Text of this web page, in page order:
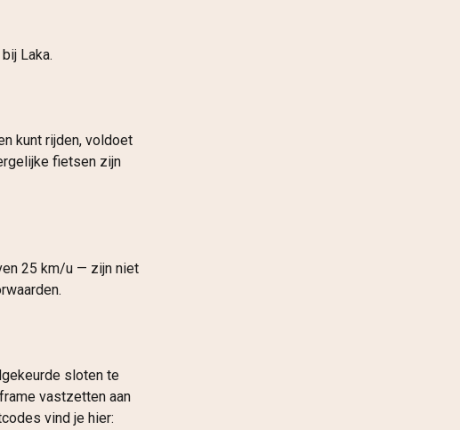
Laka.
kunt rijden, voldoet
fietsen zijn
25 km/u — zijn niet
sloten te
vastzetten aan
vind je hier: